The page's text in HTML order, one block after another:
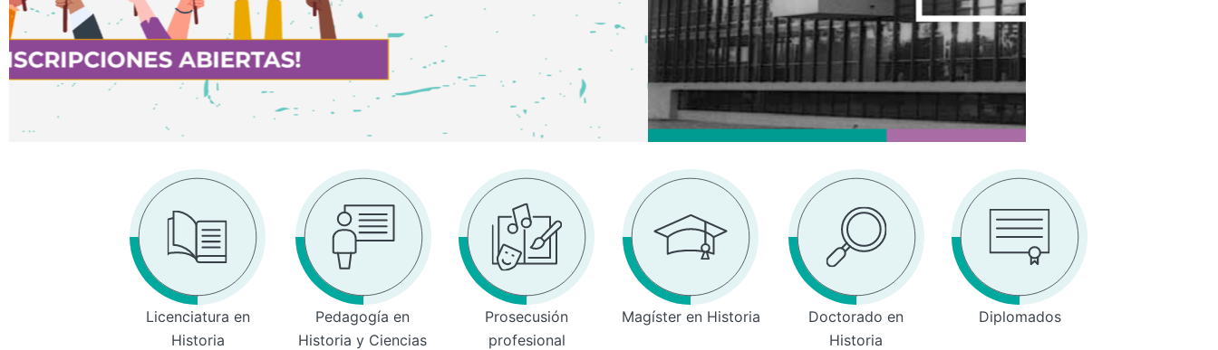
Licenciatura en
Historia
Pedagogía en
Historia y Ciencias
Prosecusión
profesional
Magíster en Historia
Doctorado en
Historia
Diplomados